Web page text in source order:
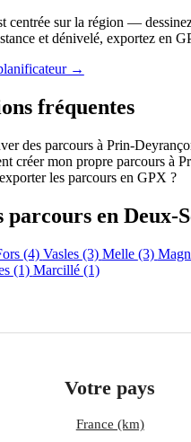
centrée sur la région —
et dénivelé, exportez en
→
fréquentes
des parcours à Prin-
créer mon propre parcours à
les parcours en GPX ?
parcours en Deux-
(4) Vasles (3) Melle (3)
(1) Marcillé (1)
Votre pays
France (km)